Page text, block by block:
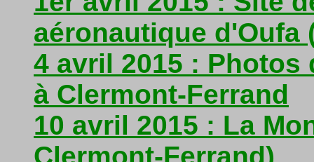
aéronautique d'Oufa
4 avril 2015 : Photos
à Clermont-Ferrand
10 avril 2015 : La